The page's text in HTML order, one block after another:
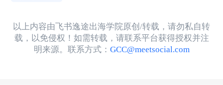
以上内容由飞书逸途出海学院原创/转载，请勿私自转
载，以免侵权！如需转载，请联系平台获得授权并注
明来源。联系方式： GCC@meetsocial.com